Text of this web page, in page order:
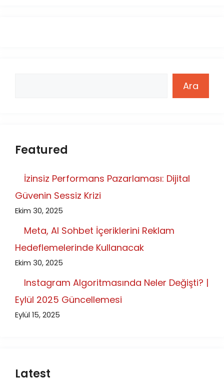
Ara
Featured
İzinsiz Performans Pazarlaması: Dijital
Güvenin Sessiz Krizi
Ekim 30, 2025
Meta, AI Sohbet İçeriklerini Reklam
Hedeflemelerinde Kullanacak
Ekim 30, 2025
Instagram Algoritmasında Neler Değişti? |
Eylül 2025 Güncellemesi
Eylül 15, 2025
Latest